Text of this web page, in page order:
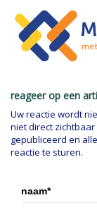
reageer op een
Uw reactie wordt
niet direct
gepubliceerd en
reactie te sturen.
naam*